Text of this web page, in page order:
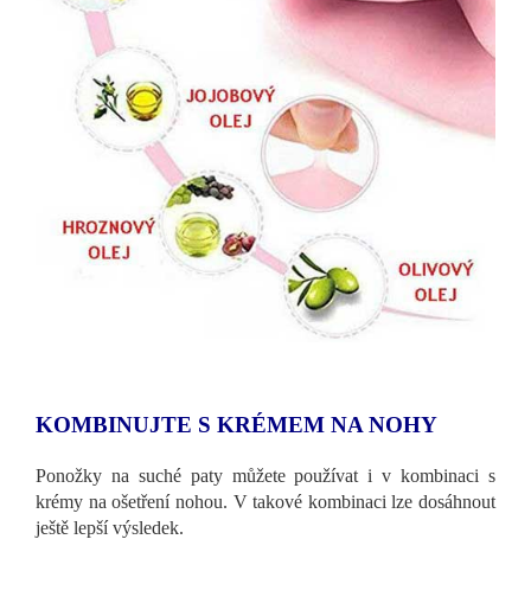
KOMBINUJTE S KRÉMEM NA NOHY
Ponožky na suché paty můžete používat i v kombinaci s
krémy na ošetření nohou. V takové kombinaci lze dosáhnout
ještě lepší výsledek.